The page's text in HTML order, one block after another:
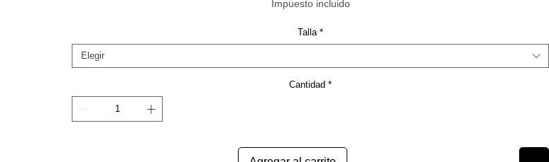
Impuesto incluido
Talla *
Elegir
Cantidad *